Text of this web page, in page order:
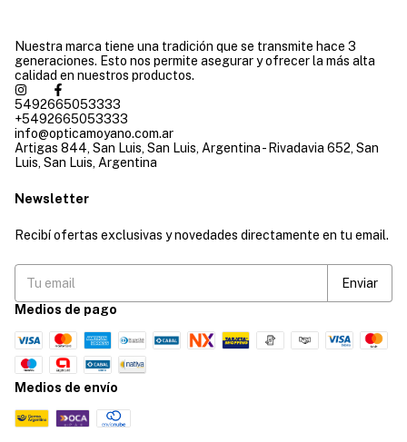
Nuestra marca tiene una tradición que se transmite hace 3
generaciones. Esto nos permite asegurar y ofrecer la más alta
calidad en nuestros productos.
5492665053333
+5492665053333
info@opticamoyano.com.ar
Artigas 844, San Luis, San Luis, Argentina - Rivadavia 652, San
Luis, San Luis, Argentina
Newsletter
Recibí ofertas exclusivas y novedades directamente en tu email.
Medios de pago
Medios de envío